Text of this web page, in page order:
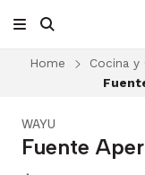
Home Cocina y
WAYU
Fuente